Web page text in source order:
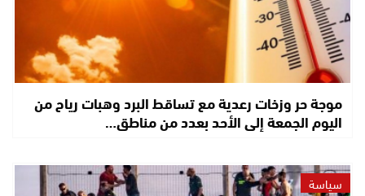
موجة حر وزخات رعدية مع تساقط البرد وهبات رياح من
اليوم الجمعة إلى الأحد بعدد من مناطق…
سياسة